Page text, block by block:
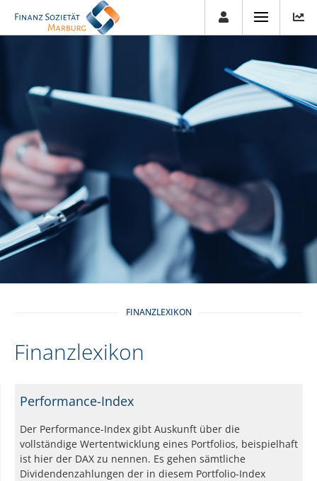
FINANZLEXIKON
Finanzlexikon
Performance-Index
Der Performance-Index gibt Auskunft über die
vollständige Wertentwicklung eines Portfolios, beispielhaft
ist hier der DAX zu nennen. Es gehen sämtliche
Dividendenzahlungen der in diesem Portfolio-Index